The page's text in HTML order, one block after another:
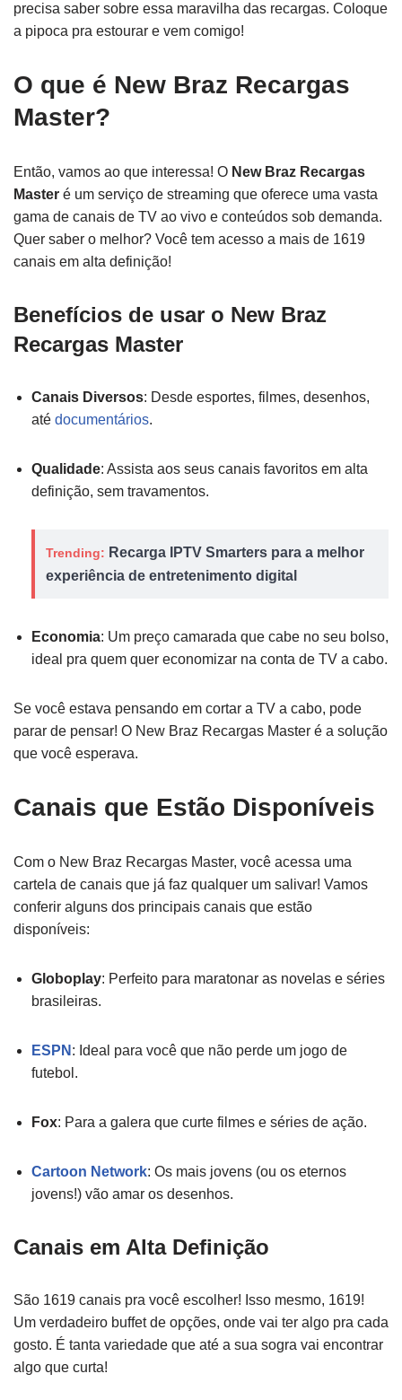
precisa saber sobre essa maravilha das recargas. Coloque
a pipoca pra estourar e vem comigo!
O que é New Braz Recargas
Master?
Então, vamos ao que interessa! O New Braz Recargas
Master é um serviço de streaming que oferece uma vasta
gama de canais de TV ao vivo e conteúdos sob demanda.
Quer saber o melhor? Você tem acesso a mais de 1619
canais em alta definição!
Benefícios de usar o New Braz
Recargas Master
Canais Diversos: Desde esportes, filmes, desenhos,
até documentários.
Qualidade: Assista aos seus canais favoritos em alta
definição, sem travamentos.
Trending: Recarga IPTV Smarters para a melhor
experiência de entretenimento digital
Economia: Um preço camarada que cabe no seu bolso,
ideal pra quem quer economizar na conta de TV a cabo.
Se você estava pensando em cortar a TV a cabo, pode
parar de pensar! O New Braz Recargas Master é a solução
que você esperava.
Canais que Estão Disponíveis
Com o New Braz Recargas Master, você acessa uma
cartela de canais que já faz qualquer um salivar! Vamos
conferir alguns dos principais canais que estão
disponíveis:
Globoplay: Perfeito para maratonar as novelas e séries
brasileiras.
ESPN : Ideal para você que não perde um jogo de
futebol.
Fox: Para a galera que curte filmes e séries de ação.
Cartoon Network: Os mais jovens (ou os eternos
jovens!) vão amar os desenhos.
Canais em Alta Definição
São 1619 canais pra você escolher! Isso mesmo, 1619!
Um verdadeiro buffet de opções, onde vai ter algo pra cada
gosto. É tanta variedade que até a sua sogra vai encontrar
algo que curta!